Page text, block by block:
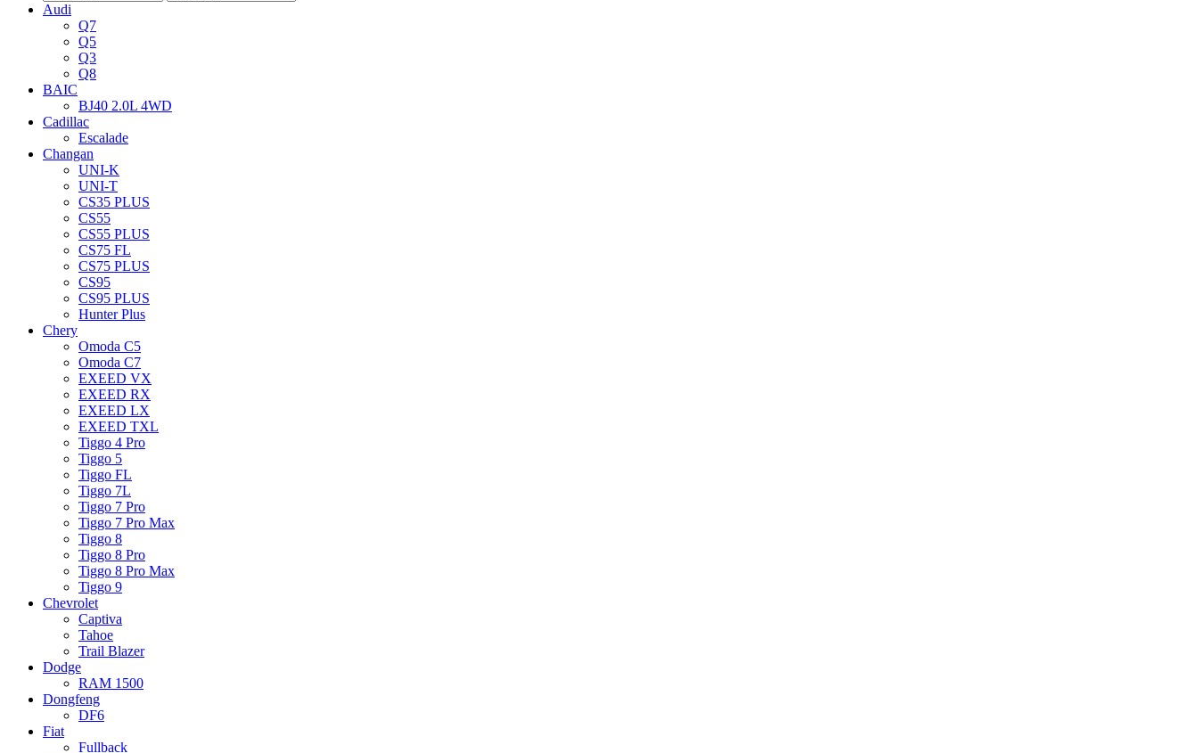
Audi
Q7
Q5
Q3
Q8
BAIC
BJ40 2.0L 4WD
Cadillac
Escalade
Changan
UNI-K
UNI-T
CS35 PLUS
CS55
CS55 PLUS
CS75 FL
CS75 PLUS
CS95
CS95 PLUS
Hunter Plus
Chery
Omoda C5
Omoda C7
EXEED VX
EXEED RX
EXEED LX
EXEED TXL
Tiggo 4 Pro
Tiggo 5
Tiggo FL
Tiggo 7L
Tiggo 7 Pro
Tiggo 7 Pro Max
Tiggo 8
Tiggo 8 Pro
Tiggo 8 Pro Max
Tiggo 9
Chevrolet
Captiva
Tahoe
Trail Blazer
Dodge
RAM 1500
Dongfeng
DF6
Fiat
Fullback